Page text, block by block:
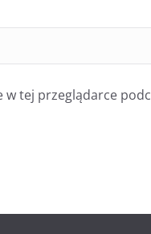
w tej przeglądarce